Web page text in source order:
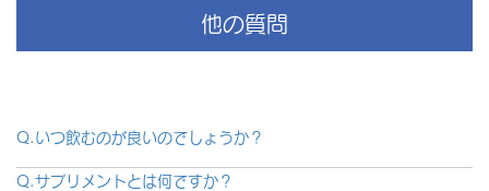
他の質問
Q.いつ飲むのが良いのでしょうか？
Q.サプリメントとは何ですか？